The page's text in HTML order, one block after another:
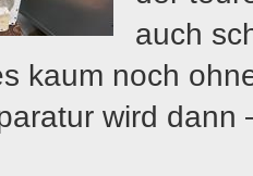
auch
kaum noch
wird